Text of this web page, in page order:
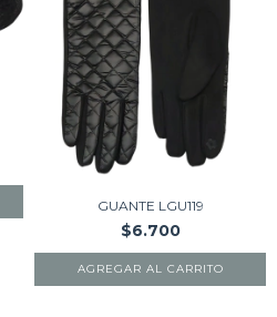
GUANTE LGU119
$6.700
AGREGAR AL CARRITO